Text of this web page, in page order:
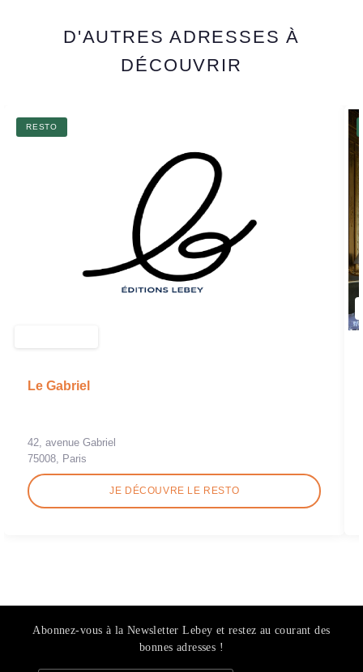
D'AUTRES ADRESSES À
DÉCOUVRIR
RESTO
Le Gabriel
42, avenue Gabriel
75008, Paris
JE DÉCOUVRE LE RESTO
Abonnez-vous à la Newsletter Lebey et restez au courant des
bonnes adresses !